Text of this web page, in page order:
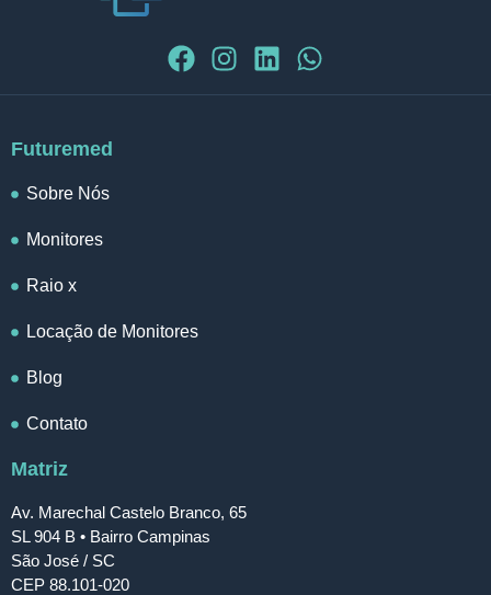
Futuremed
Sobre Nós
Monitores
Raio x
Locação de Monitores
Blog
Contato
Matriz
Av. Marechal Castelo Branco, 65
SL 904 B • Bairro Campinas
São José / SC
CEP 88.101-020